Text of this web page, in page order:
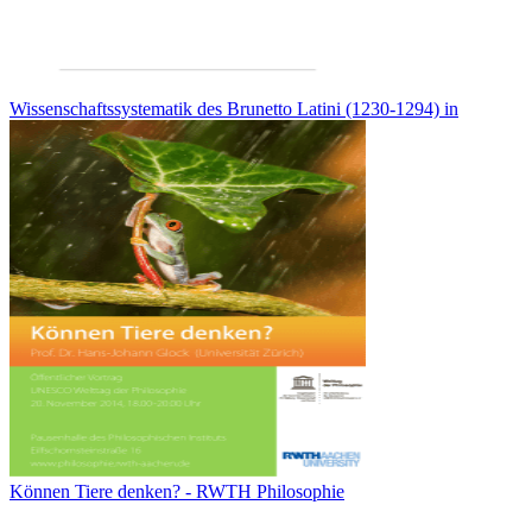
Wissenschaftssystematik des Brunetto Latini (1230-1294) in
Können Tiere denken? - RWTH Philosophie